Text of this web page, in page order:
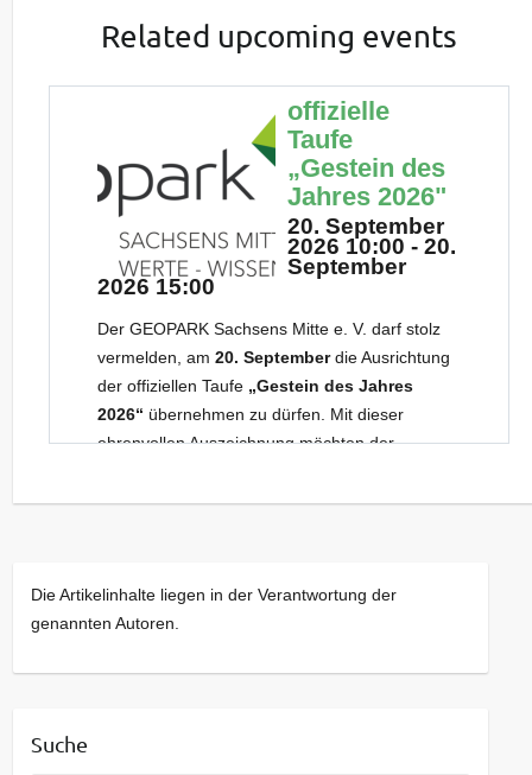
Related upcoming events
offizielle
Taufe
„Gestein des
Jahres 2026"
20. September
2026 10:00 - 20.
September
2026 15:00
Der GEOPARK Sachsens Mitte e. V. darf stolz
vermelden, am20. Septemberdie Ausrichtung
der offiziellen Taufe „Gestein des Jahres
2026“ übernehmen zu dürfen. Mit dieser
ehrenvollen Auszeichnung möchten der
Geowissenschaftler e. V.(BDG) und das
Engagement und hervorragende Bildungsarbeit
des GEOPARKs in den vergangenen Jahren
Die Artikelinhalte liegen in der Verantwortung der
genannten Autoren.
Suche